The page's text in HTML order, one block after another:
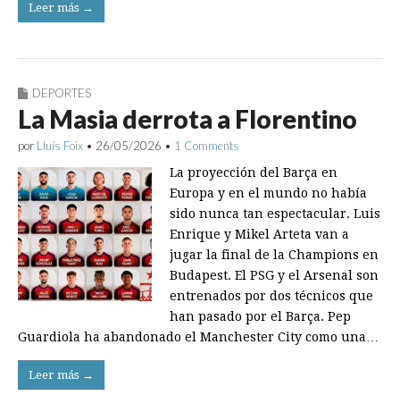
Leer más →
DEPORTES
La Masia derrota a Florentino
por Lluís Foix • 26/05/2026 • 1 Comments
La proyección del Barça en
Europa y en el mundo no había
sido nunca tan espectacular. Luis
Enrique y Mikel Arteta van a
jugar la final de la Champions en
Budapest. El PSG y el Arsenal son
entrenados por dos técnicos que
han pasado por el Barça. Pep
Guardiola ha abandonado el Manchester City como una…
Leer más →